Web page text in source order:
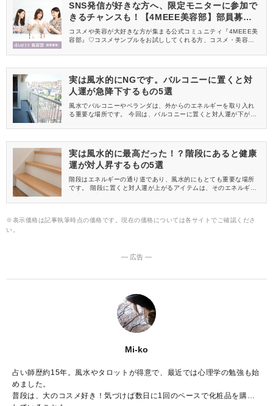
SNS発信が好きな方へ、限定モニターに参加で
きるチャンスも！【4MEEE美容部】部員募集
中
コスメや美容が大好きな方が集まる公式コミュニティ『4MEEE美
容部』♡コスメサンプルをお試ししてくれる方、コスメ・美容情報
実は風水的にNGです。バルコニーに置くと対
人運が急降下するもの5選
風水でバルコニーやベランダは、外からのエネルギーを取り入れ
る重要な場所です。 今回は、バルコニーに置くと対人運が下がっ
う。
実は風水的に最高だった！？階段にあると健康
運が対人昇するもの5選
階段はエネルギーの通り道であり、風水的にもとても重要な場所
です。 階段に置くと対人運が上がるアイテムは、そのエネルギー
ェックしましょう。
※表示価格は記事執筆時点の価格です。現在の価格については各サイトでご確認くださ
い。
― 広告 ―
Mi-ko
占い師歴約15年。風水やタロットが得意で、最近では心理学の勉強も始
めました。
普段は、大のコスメ好き！気づけば数日に1回のペースで化粧品を購入